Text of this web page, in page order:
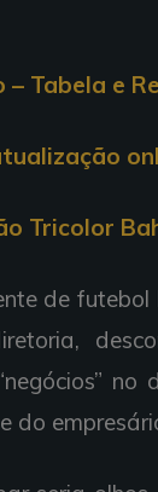
Tabela e
Tricolor
de